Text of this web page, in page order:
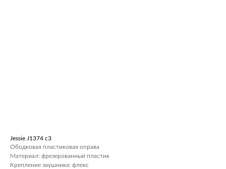
Jessie J1374 c3
Ободковая пластиковая оправа
Материал: фрезерованный пластик
Крепление заушника: флекс